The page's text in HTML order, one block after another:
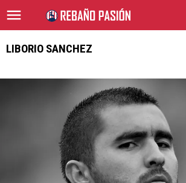
LIBORIO SANCHEZ